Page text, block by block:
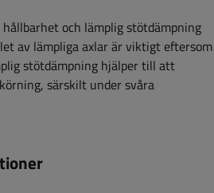
och lämplig stötdämpning
av lämpliga axlar är viktigt eftersom
stötdämpning hjälper till att
särskilt under svåra